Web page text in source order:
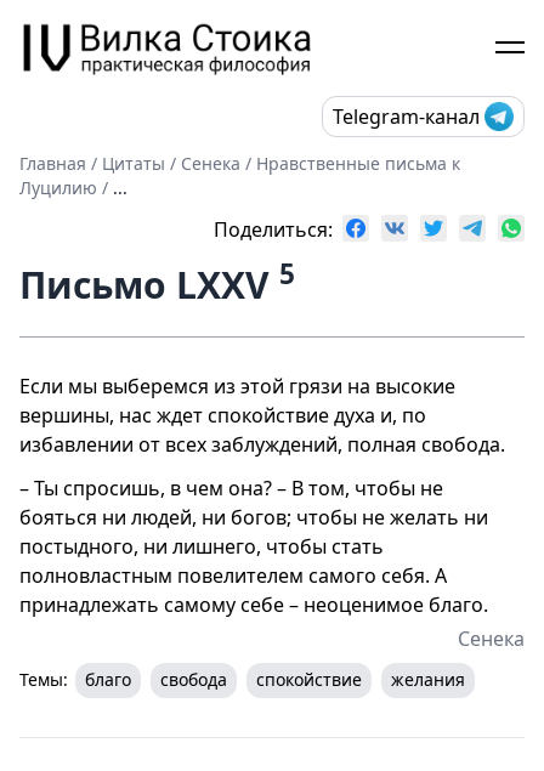
Telegram-канал
Главная / Цитаты / Сенека / Нравственные письма к
Луцилию / ...
Поделиться:
Письмо LXXV 5
Если мы выберемся из этой грязи на высокие
вершины, нас ждет спокойствие духа и, по
избавлении от всех заблуждений, полная свобода.
– Ты спросишь, в чем она? – В том, чтобы не
бояться ни людей, ни богов; чтобы не желать ни
постыдного, ни лишнего, чтобы стать
полновластным повелителем самого себя. А
принадлежать самому себе – неоценимое благо.
Сенека
Темы: благо свобода спокойствие желания